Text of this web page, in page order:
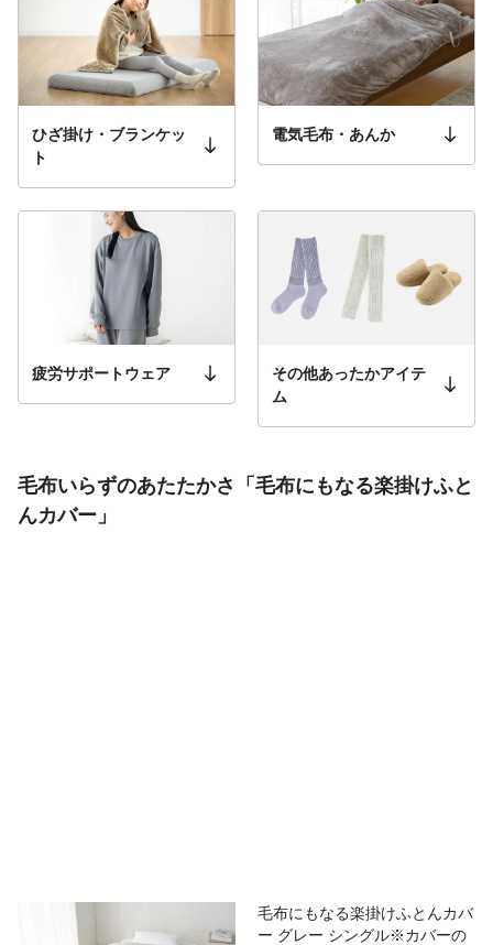
ひざ掛け・ブランケッ
ト
電気毛布・あんか
疲労サポートウェア
その他あったかアイテ
ム
毛布いらずのあたたかさ「毛布にもなる楽掛けふと
んカバー」
毛布にもなる楽掛けふとんカバ
ー グレー シングル※カバーの